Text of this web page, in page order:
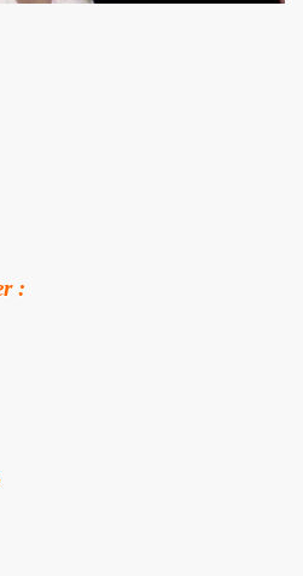
:
Dauga, Dynamite Yan,
le 6 juin 2024 au Casino
noire (Paris) : compte
au New Morning +
le 26 mars 2024 a la
de presentation.
album "LA NUIT QUI VIENT
et album "CAN WE DO